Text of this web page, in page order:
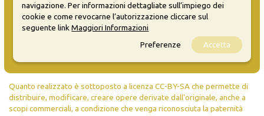
Inserisci evento
Guida
FAQ
Quanto realizzato è sottoposto a licenza CC-BY-SA che permette di
distribuire, modificare, creare opere derivate dall'originale, anche a
scopi commerciali, a condizione che venga riconosciuta la paternità
navigazione. Per informazioni dettagliate sull’impiego dei
cookie e come revocarne l’autorizzazione cliccare sul
seguente linkMaggiori Informazioni
Preferenze
Accetta